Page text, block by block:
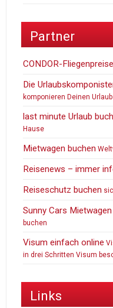
Partner
CONDOR-Fliegenpreise
Die
komponieren Deinen
last minute Urlaub
Hause
Mietwagen buchen
Reisenews – immer
Reiseschutz buchen
Sunny Cars
buchen
Visum einfach online
in drei Schritten Visum
Links